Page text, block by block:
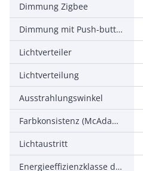
Dimmung Zigbee
Dimmung mit Push-button
Lichtverteiler
Lichtverteilung
Ausstrahlungswinkel
Farbkonsistenz (McAdam-Ellipse)
Lichtaustritt
Energieeffizienzklasse der Lichtquelle nach EU-Richtlinie 2019/2015